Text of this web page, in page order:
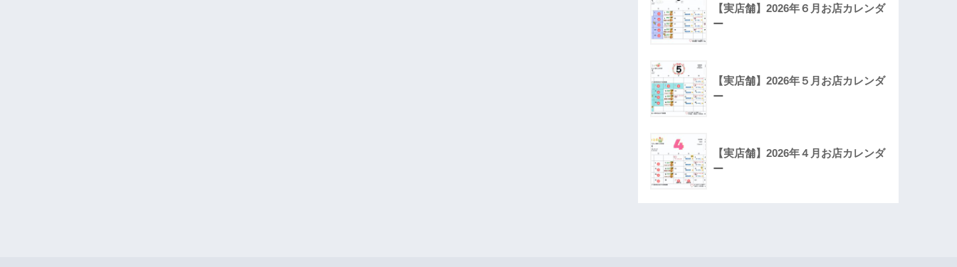
【実店舗】2026年６月お店カレンダ
ー
【実店舗】2026年５月お店カレンダ
ー
【実店舗】2026年４月お店カレンダ
ー